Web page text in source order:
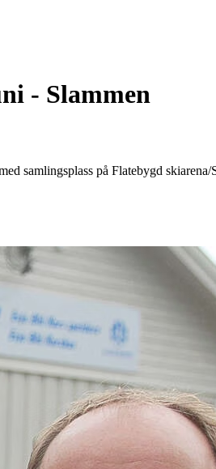
- Slammen
samlingsplass på Flatebygd